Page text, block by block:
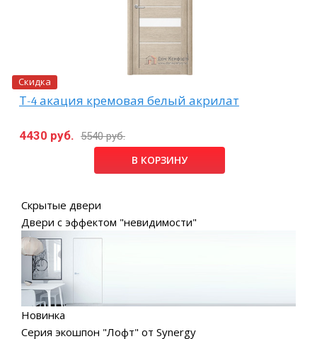
Скидка
Т-4 акация кремовая белый акрилат
4430 руб. 5540 руб.
В КОРЗИНУ
Скрытые двери
Двери с эффектом "невидимости"
Новинка
Серия экошпон "Лофт" от Synergy